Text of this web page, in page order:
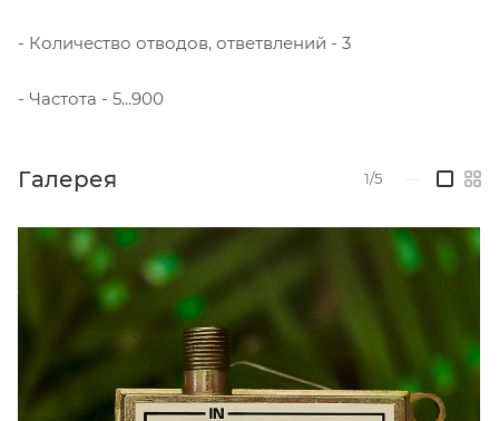
- Количество отводов, ответвлений - 3
- Частота - 5...900
Галерея 1/5